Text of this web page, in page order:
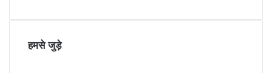
हमसे जुड़े